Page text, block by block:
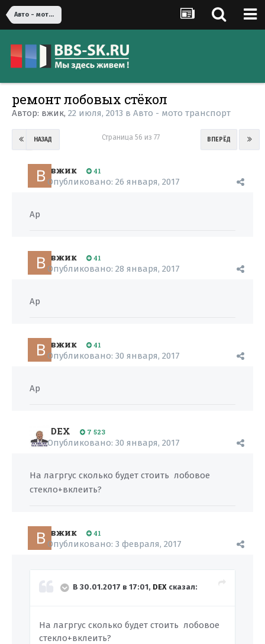
Авто - мото транспорт
ремонт лобовых стёкол
Автор: вжик, 22 июля, 2013 в Авто - мото транспорт
НАЗАД ВПЕРЁД
Страница 56 из 77
вжик 41
Опубликовано: 26 января, 2017
Ap
вжик 41
Опубликовано: 28 января, 2017
Ар
вжик 41
Опубликовано: 30 января, 2017
Ap
DEX 7 523
Опубликовано: 30 января, 2017
На лагргус сколько будет стоить лобовое
стекло+вклеить?
вжик 41
Опубликовано: 3 февраля, 2017
В 30.01.2017 в 17:01, DEX сказал:
На лагргус сколько будет стоить лобовое
стекло+вклеить?